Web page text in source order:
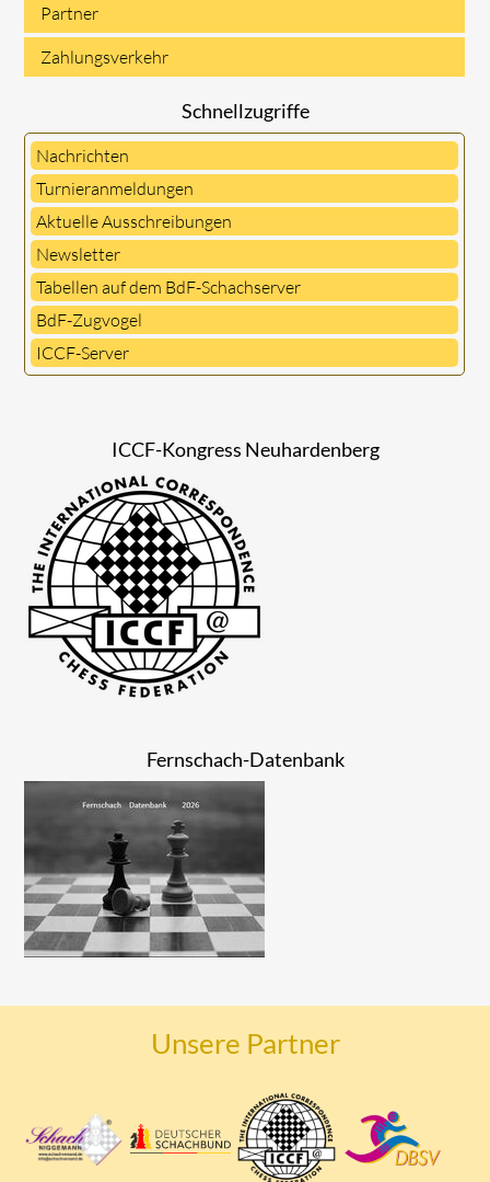
Partner
Zahlungsverkehr
Schnellzugriffe
Nachrichten
Turnieranmeldungen
Aktuelle Ausschreibungen
Newsletter
Tabellen auf dem BdF-Schachserver
BdF-Zugvogel
ICCF-Server
ICCF-Kongress Neuhardenberg
Fernschach-Datenbank
Unsere Partner